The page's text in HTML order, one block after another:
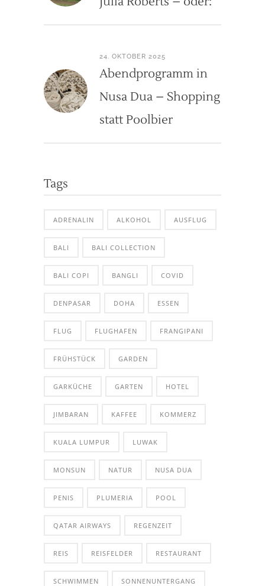
24. OKTOBER 2025
Abendprogramm in
Nusa Dua – Shopping
statt Poolbier
Tags
ADRENALIN ALKOHOL AUSFLUG
BALI BALI COLLECTION
BALI COPI BANGLI COVID
DENPASAR DOHA ESSEN
FLUG FLUGHAFEN FRANGIPANI
FRÜHSTÜCK GARDEN
GARKÜCHE GARTEN HOTEL
JIMBARAN KAFFEE KOMMERZ
KUALA LUMPUR LUWAK
MONSUN NATUR NUSA DUA
PENIS PLUMERIA POOL
QATAR AIRWAYS REGENZEIT
REIS REISFELDER RESTAURANT
SCHWIMMEN SONNENUNTERGANG